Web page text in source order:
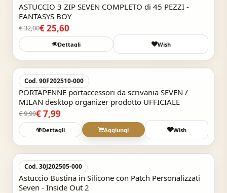
ASTUCCIO 3 ZIP SEVEN COMPLETO di 45 PEZZI -
FANTASYS BOY
€ 32,00€ 25,60
Dettagli Wish
Acquisto Veloce
Cod. 90F202510-000
PORTAPENNE portaccessori da scrivania SEVEN /
MILAN desktop organizer prodotto UFFICIALE
€ 9,99€ 7,99
Dettagli Aggiungi Wish
Acquisto Veloce
Cod. 30J202505-000
Astuccio Bustina in Silicone con Patch Personalizzati
Seven - Inside Out 2